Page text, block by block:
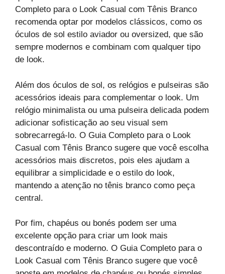
Completo para o Look Casual com Tênis Branco
recomenda optar por modelos clássicos, como os
óculos de sol estilo aviador ou oversized, que são
sempre modernos e combinam com qualquer tipo
de look.
Além dos óculos de sol, os relógios e pulseiras são
acessórios ideais para complementar o look. Um
relógio minimalista ou uma pulseira delicada podem
adicionar sofisticação ao seu visual sem
sobrecarregá-lo. O Guia Completo para o Look
Casual com Tênis Branco sugere que você escolha
acessórios mais discretos, pois eles ajudam a
equilibrar a simplicidade e o estilo do look,
mantendo a atenção no tênis branco como peça
central.
Por fim, chapéus ou bonés podem ser uma
excelente opção para criar um look mais
descontraído e moderno. O Guia Completo para o
Look Casual com Tênis Branco sugere que você